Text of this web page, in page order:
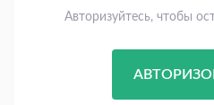
Авторизуйтесь, чтобы